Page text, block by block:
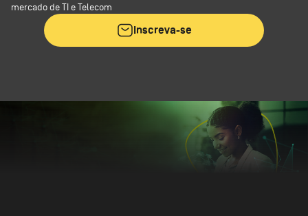
mercado de TI e Telecom
Inscreva-se